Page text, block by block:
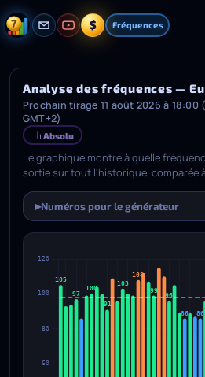
$ Fréquences
Analyse des fréquences —
Prochain tirage 11 août 2026 à 18:00
GMT+2)
Absolu
Le graphique montre à quelle
sortie sur tout l'historique, comparée
ligne sont des boules statistiquement
dessous des boules froides. Utilisez
pour passer entre Absolu (nombre
panneau d'info indique combien de
chaque catégorie : chaud, tiède,
Survolez une barre pour voir les
boules extra, un graphique séparé
▶Numéros pour le générateur